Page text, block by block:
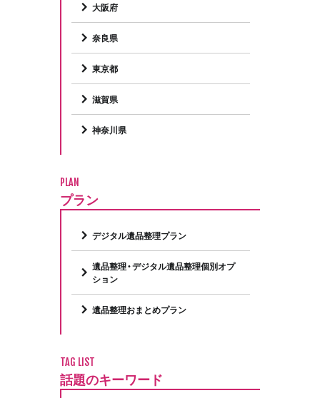
大阪府
奈良県
東京都
滋賀県
神奈川県
PLAN
プラン
デジタル遺品整理プラン
遺品整理・デジタル遺品整理個別オプ
ション
遺品整理おまとめプラン
TAG LIST
話題のキーワード